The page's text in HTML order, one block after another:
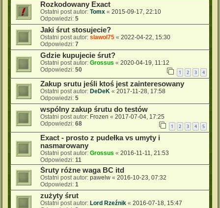
Rozkodowany Exact
Ostatni post autor: Tomx « 2015-09-17, 22:10
Odpowiedzi: 5
Jaki śrut stosujecie?
Ostatni post autor: slawol75 « 2022-04-22, 15:30
Odpowiedzi: 7
Gdzie kupujecie śrut?
Ostatni post autor: Grossus « 2020-04-19, 11:12
Odpowiedzi: 50 1 2 3 4
Zakup srutu jeśli ktoś jest zainteresowany
Ostatni post autor: DeDeK « 2017-11-28, 17:58
Odpowiedzi: 5
wspólny zakup śrutu do testów
Ostatni post autor: Frozen « 2017-07-04, 17:25
Odpowiedzi: 68 1 2 3 4 5
Exact - prosto z pudełka vs umyty i
nasmarowany
Ostatni post autor: Grossus « 2016-11-11, 21:53
Odpowiedzi: 11
Śruty różne waga BC itd
Ostatni post autor: pawelw « 2016-10-23, 07:32
Odpowiedzi: 1
zużyty śrut
Ostatni post autor: Lord Rzeźnik « 2016-07-18, 15:47